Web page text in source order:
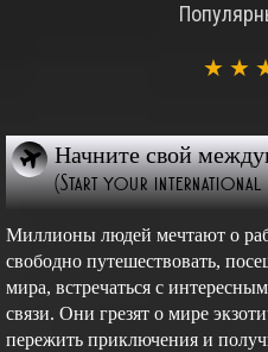
★
★
Начните свой
(Start your international
Миллионы людей мечтают о
свободно путешествовать,
мира, встречаться с
связи. Они грезят о мире
пережить приключения и